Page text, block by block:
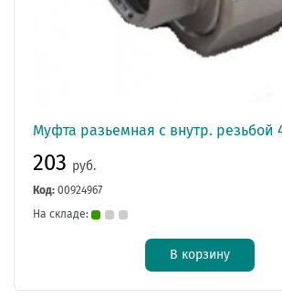
Муфта разьемная с внутр. резьбой
203 руб.
Код: 00924967
На складе:
В корзину